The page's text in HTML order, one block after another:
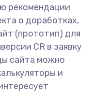
рекомендации
о доработках,
(прототип) для
CR в заявку
сайта можно
и